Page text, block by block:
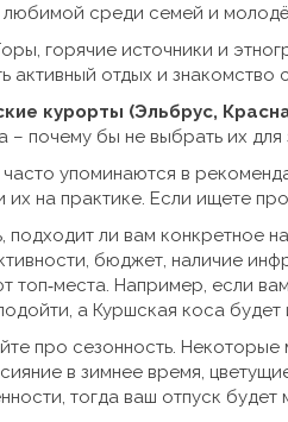
любимой среди семей и
горячие источники и
активный отдых и знакомство
курорты (Эльбрус,
– почему бы не выбрать их для
упоминаются в
их на практике. Если ищете
подходит ли вам конкретное
бюджет, наличие
топ‑места. Например, если
а Куршская коса будет
про сезонность.
в зимнее время,
тогда ваш отпуск